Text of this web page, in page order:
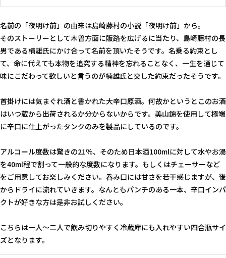
名前の「夜明け前」の由来は島崎藤村の小説「夜明け前」から。
そのストーリーとして木曽方面に販路を広げるに当たり、島崎藤村の長
男である楠雄氏にかけ合って名前を頂いたそうです。名乗る約束とし
て、命に代えても本物を追究する精神を忘れることなく、一生を通じて
味にこだわって欲しいと言うのが楠雄氏と交した約束だったそうです。
首掛けには気まぐれ酒と書かれた大辛口原酒。何故かというとこのお酒
はいつ蔵から出荷されるか分からないからです。美山錦を使用して極端
に辛口に仕上がったタンクのみを製品にしているのです。
アルコール度数は驚きの21％、そのため日本酒100mlに対して水やお湯
を40ml程で割って一般的な度数になります。もしくはチェーサーなど
をご用意してお楽しみください。呑み口には甘さを若干感じますが、後
からドライに流れていきます。なんともパンチのある一本、辛口インパ
クトが好きな方は是非お試しください。
こちらは一人〜二人で飲み切りやすく冷蔵庫にも入れやすい四合瓶サイ
ズとなります。